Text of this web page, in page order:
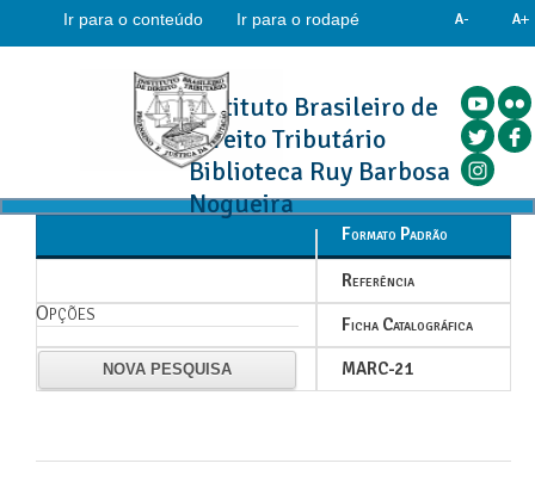
Ir para o conteúdo Ir para o rodapé
Instituto Brasileiro de
Direito Tributário
Biblioteca Ruy Barbosa
Nogueira
Opções
NOVA PESQUISA
Formato Padrão
Referência
Ficha Catalográfica
MARC-21